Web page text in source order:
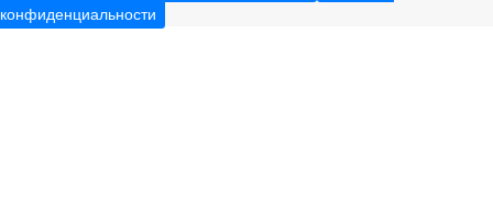
конфиденциальности